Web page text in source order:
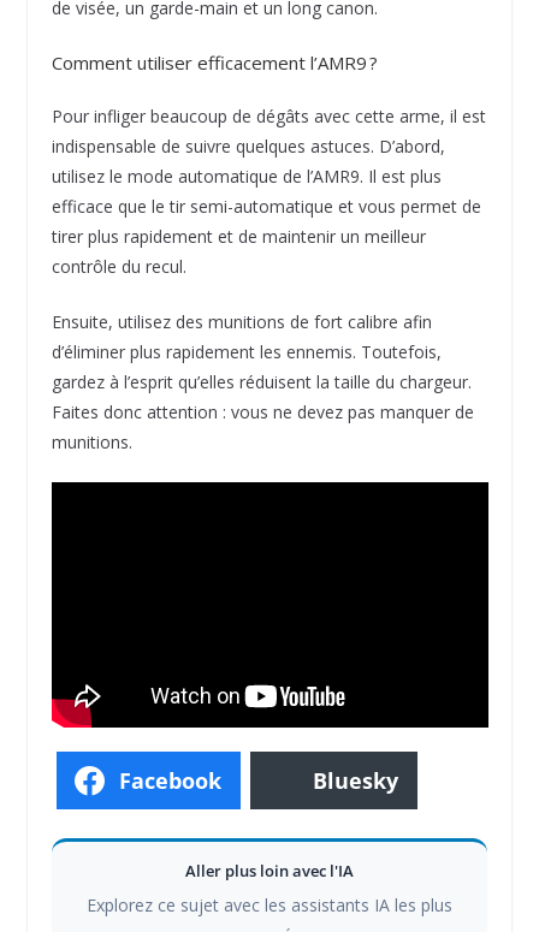
de visée, un garde-main et un long canon.
Comment utiliser efficacement l’AMR9 ?
Pour infliger beaucoup de dégâts avec cette arme, il est
indispensable de suivre quelques astuces. D’abord,
utilisez le mode automatique de l’AMR9. Il est plus
efficace que le tir semi-automatique et vous permet de
tirer plus rapidement et de maintenir un meilleur
contrôle du recul.
Ensuite, utilisez des munitions de fort calibre afin
d’éliminer plus rapidement les ennemis. Toutefois,
gardez à l’esprit qu’elles réduisent la taille du chargeur.
Faites donc attention : vous ne devez pas manquer de
munitions.
Facebook Bluesky
Aller plus loin avec l'IA
Explorez ce sujet avec les assistants IA les plus